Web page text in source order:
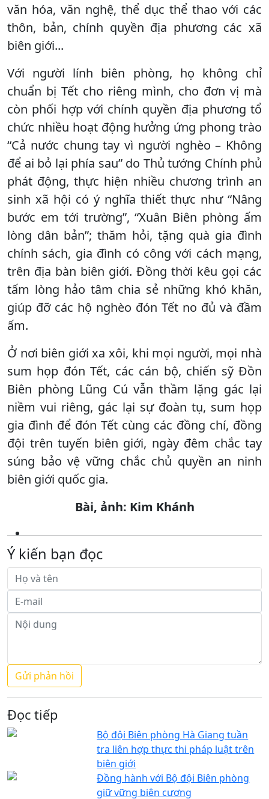
văn hóa, văn nghệ, thể dục thể thao với các
thôn, bản, chính quyền địa phương các xã
biên giới...
Với người lính biên phòng, họ không chỉ
chuẩn bị Tết cho riêng mình, cho đơn vị mà
còn phối hợp với chính quyền địa phương tổ
chức nhiều hoạt động hưởng ứng phong trào
“Cả nước chung tay vì người nghèo – Không
để ai bỏ lại phía sau” do Thủ tướng Chính phủ
phát động, thực hiện nhiều chương trình an
sinh xã hội có ý nghĩa thiết thực như “Nâng
bước em tới trường”, “Xuân Biên phòng ấm
lòng dân bản”; thăm hỏi, tặng quà gia đình
chính sách, gia đình có công với cách mạng,
trên địa bàn biên giới. Đồng thời kêu gọi các
tấm lòng hảo tâm chia sẻ những khó khăn,
giúp đỡ các hộ nghèo đón Tết no đủ và đầm
ấm.
Ở nơi biên giới xa xôi, khi mọi người, mọi nhà
sum họp đón Tết, các cán bộ, chiến sỹ Đồn
Biên phòng Lũng Cú vẫn thầm lặng gác lại
niềm vui riêng, gác lại sự đoàn tụ, sum họp
gia đình để đón Tết cùng các đồng chí, đồng
đội trên tuyến biên giới, ngày đêm chắc tay
súng bảo vệ vững chắc chủ quyền an ninh
biên giới quốc gia.
Bài, ảnh: Kim Khánh
Ý kiến bạn đọc
Đọc tiếp
Bộ đội Biên phòng Hà Giang tuần
tra liên hợp thực thi pháp luật trên
biên giới
Đồng hành với Bộ đội Biên phòng
giữ vững biên cương